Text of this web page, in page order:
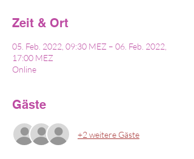
Zeit & Ort
05. Feb. 2022, 09:30 MEZ – 06. Feb. 2022,
17:00 MEZ
Online
Gäste
+2 weitere Gäste